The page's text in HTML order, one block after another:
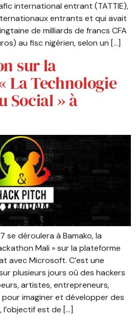
international entrant (TATTIE),
entrants et qui avait
de milliards de francs CFA
au fisc nigérien, selon un […]
sur la
La Technologie
Social » à
se déroulera à Bamako, la
Mali » sur la plateforme
avec Microsoft. C’est une
plusieurs jours où des hackers
artistes, entrepreneurs,
imaginer et développer des
est de […]